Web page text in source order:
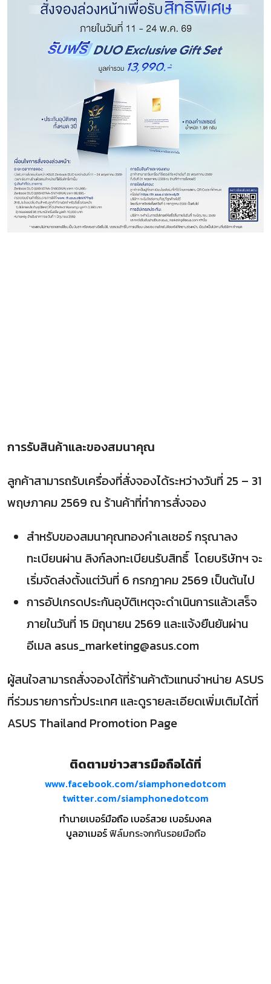
การรับสินค้าและของสมนาคุณ
ลูกค้าสามารถรับเครื่องที่สั่งจองได้ระหว่างวันที่ 25 – 31
พฤษภาคม 2569 ณ ร้านค้าที่ทำการสั่งจอง
สำหรับของสมนาคุณทองคำเลเซอร์ กรุณาลง
ทะเบียนผ่าน ลิงก์ลงทะเบียนรับสิทธิ์ โดยบริษัทฯ จะ
เริ่มจัดส่งตั้งแต่วันที่ 6 กรกฎาคม 2569 เป็นต้นไป
การอัปเกรดประกันอุบัติเหตุจะดำเนินการแล้วเสร็จ
ภายในวันที่ 15 มิถุนายน 2569 และแจ้งยืนยันผ่าน
อีเมล asus_marketing@asus.com
ผู้สนใจสามารถสั่งจองได้ที่ร้านค้าตัวแทนจำหน่าย ASUS
ที่ร่วมรายการทั่วประเทศ และดูรายละเอียดเพิ่มเติมได้ที่
ASUS Thailand Promotion Page
ติดตามข่าวสารมือถือได้ที่
www.facebook.com/siamphonedotcom
twitter.com/siamphonedotcom
ทำนายเบอร์มือถือ เบอร์สวย เบอร์มงคล
บูลอาเมอร์ฟิล์มกระจกกันรอยมือถือ